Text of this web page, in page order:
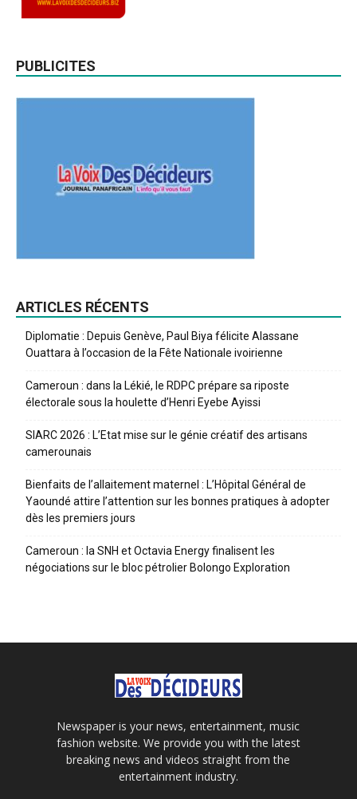
PUBLICITES
ARTICLES RÉCENTS
Diplomatie : Depuis Genève, Paul Biya félicite Alassane
Ouattara à l’occasion de la Fête Nationale ivoirienne
Cameroun : dans la Lékié, le RDPC prépare sa riposte
électorale sous la houlette d’Henri Eyebe Ayissi
SIARC 2026 : L’Etat mise sur le génie créatif des artisans
camerounais
Bienfaits de l’allaitement maternel : L’Hôpital Général de
Yaoundé attire l’attention sur les bonnes pratiques à adopter
dès les premiers jours
Cameroun : la SNH et Octavia Energy finalisent les
négociations sur le bloc pétrolier Bolongo Exploration
Newspaper is your news, entertainment, music
fashion website. We provide you with the latest
breaking news and videos straight from the
entertainment industry.